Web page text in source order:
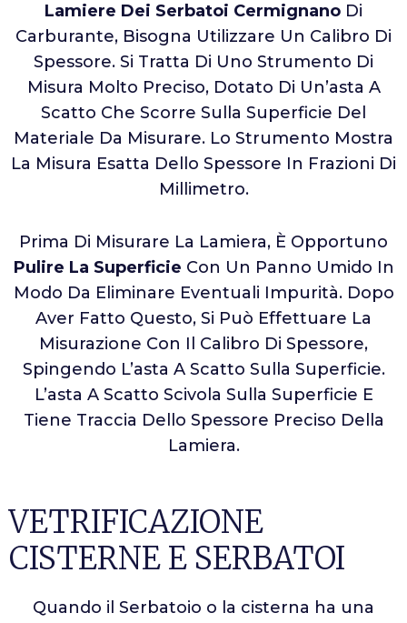
Lamiere Dei Serbatoi Cermignano Di
Carburante, Bisogna Utilizzare Un Calibro Di
Spessore. Si Tratta Di Uno Strumento Di
Misura Molto Preciso, Dotato Di Un’asta A
Scatto Che Scorre Sulla Superficie Del
Materiale Da Misurare. Lo Strumento Mostra
La Misura Esatta Dello Spessore In Frazioni Di
Millimetro.
Prima Di Misurare La Lamiera, È Opportuno
Pulire La Superficie Con Un Panno Umido In
Modo Da Eliminare Eventuali Impurità. Dopo
Aver Fatto Questo, Si Può Effettuare La
Misurazione Con Il Calibro Di Spessore,
Spingendo L’asta A Scatto Sulla Superficie.
L’asta A Scatto Scivola Sulla Superficie E
Tiene Traccia Dello Spessore Preciso Della
Lamiera.
VETRIFICAZIONE
CISTERNE E SERBATOI
Quando il Serbatoio o la cisterna ha una